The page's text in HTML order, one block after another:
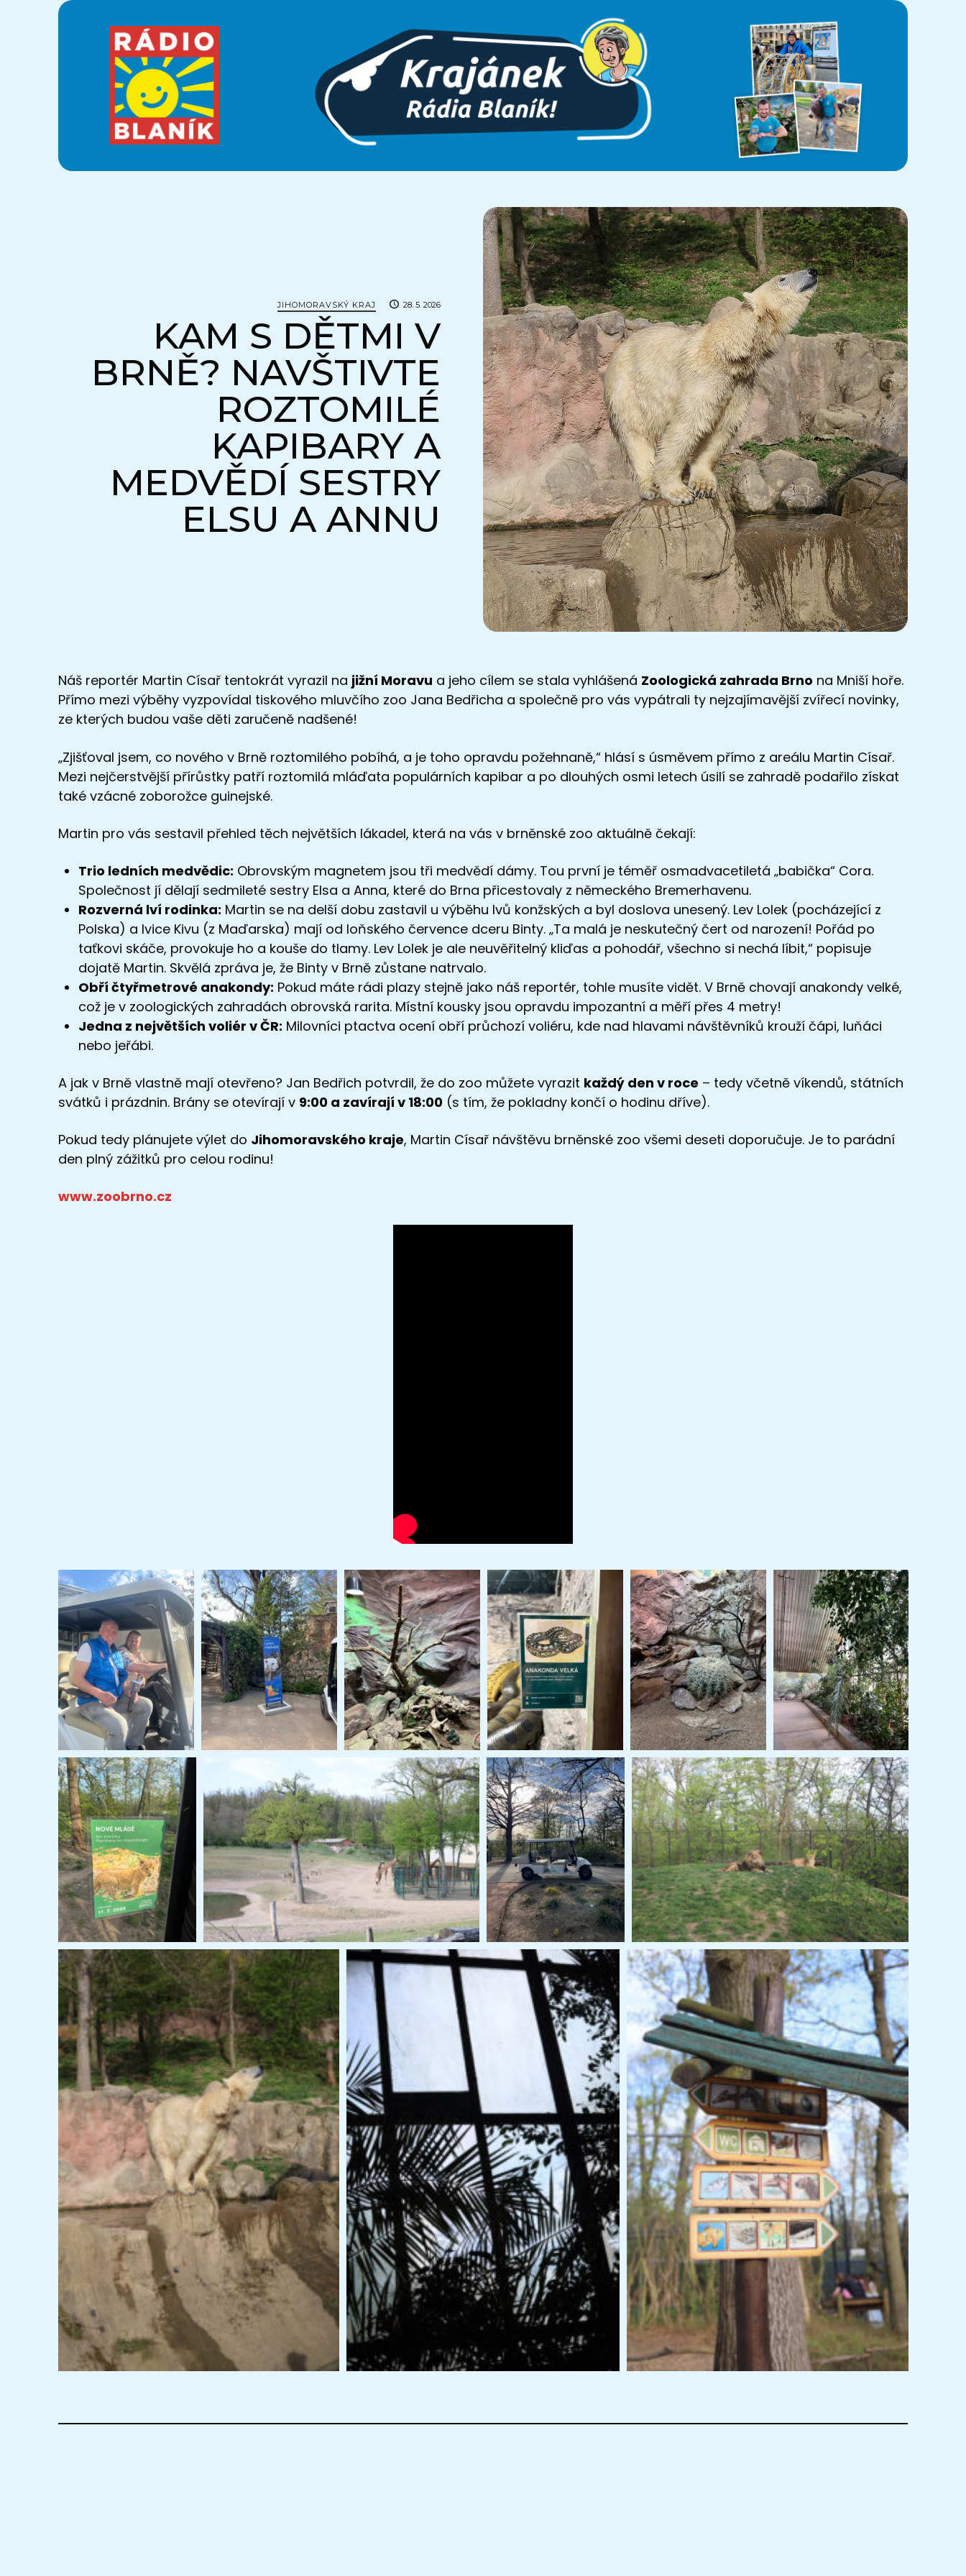
Krajánek
Rádia
BLANÍK
JIHOMORAVSKÝ KRAJ 28. 5. 2026
KAM S DĚTMI V
BRNĚ? NAVŠTIVTE
ROZTOMILÉ
KAPIBARY A
MEDVĚDÍ SESTRY
ELSU A ANNU
Náš reportér Martin Císař tentokrát vyrazil na jižní Moravu a jeho cílem se stala vyhlášená Zoologická zahrada Brno na Mniší hoře.
Přímo mezi výběhy vyzpovídal tiskového mluvčího zoo Jana Bedřicha a společně pro vás vypátrali ty nejzajímavější zvířecí novinky,
ze kterých budou vaše děti zaručeně nadšené!
„Zjišťoval jsem, co nového v Brně roztomilého pobíhá, a je toho opravdu požehnaně,“ hlásí s úsměvem přímo z areálu Martin Císař.
Mezi nejčerstvější přírůstky patří roztomilá mláďata populárních kapibar a po dlouhých osmi letech úsilí se zahradě podařilo získat
také vzácné zoborožce guinejské.
Martin pro vás sestavil přehled těch největších lákadel, která na vás v brněnské zoo aktuálně čekají:
Trio ledních medvědic: Obrovským magnetem jsou tři medvědí dámy. Tou první je téměř osmadvacetiletá „babička“ Cora.
Společnost jí dělají sedmileté sestry Elsa a Anna, které do Brna přicestovaly z německého Bremerhavenu.
Rozverná lví rodinka: Martin se na delší dobu zastavil u výběhu lvů konžských a byl doslova unesený. Lev Lolek (pocházející z
Polska) a lvice Kivu (z Maďarska) mají od loňského července dceru Binty. „Ta malá je neskutečný čert od narození! Pořád po
taťkovi skáče, provokuje ho a kouše do tlamy. Lev Lolek je ale neuvěřitelný kliďas a pohodář, všechno si nechá líbit,“ popisuje
dojatě Martin. Skvělá zpráva je, že Binty v Brně zůstane natrvalo.
Obří čtyřmetrové anakondy: Pokud máte rádi plazy stejně jako náš reportér, tohle musíte vidět. V Brně chovají anakondy velké,
což je v zoologických zahradách obrovská rarita. Místní kousky jsou opravdu impozantní a měří přes 4 metry!
Jedna z největších voliér v ČR: Milovníci ptactva ocení obří průchozí voliéru, kde nad hlavami návštěvníků krouží čápi, luňáci
nebo jeřábi.
A jak v Brně vlastně mají otevřeno? Jan Bedřich potvrdil, že do zoo můžete vyrazit každý den v roce – tedy včetně víkendů, státních
svátků i prázdnin. Brány se otevírají v 9:00 a zavírají v 18:00(s tím, že pokladny končí o hodinu dříve).
Pokud tedy plánujete výlet do Jihomoravského kraje, Martin Císař návštěvu brněnské zoo všemi deseti doporučuje. Je to parádní
den plný zážitků pro celou rodinu!
www.zoobrno.cz